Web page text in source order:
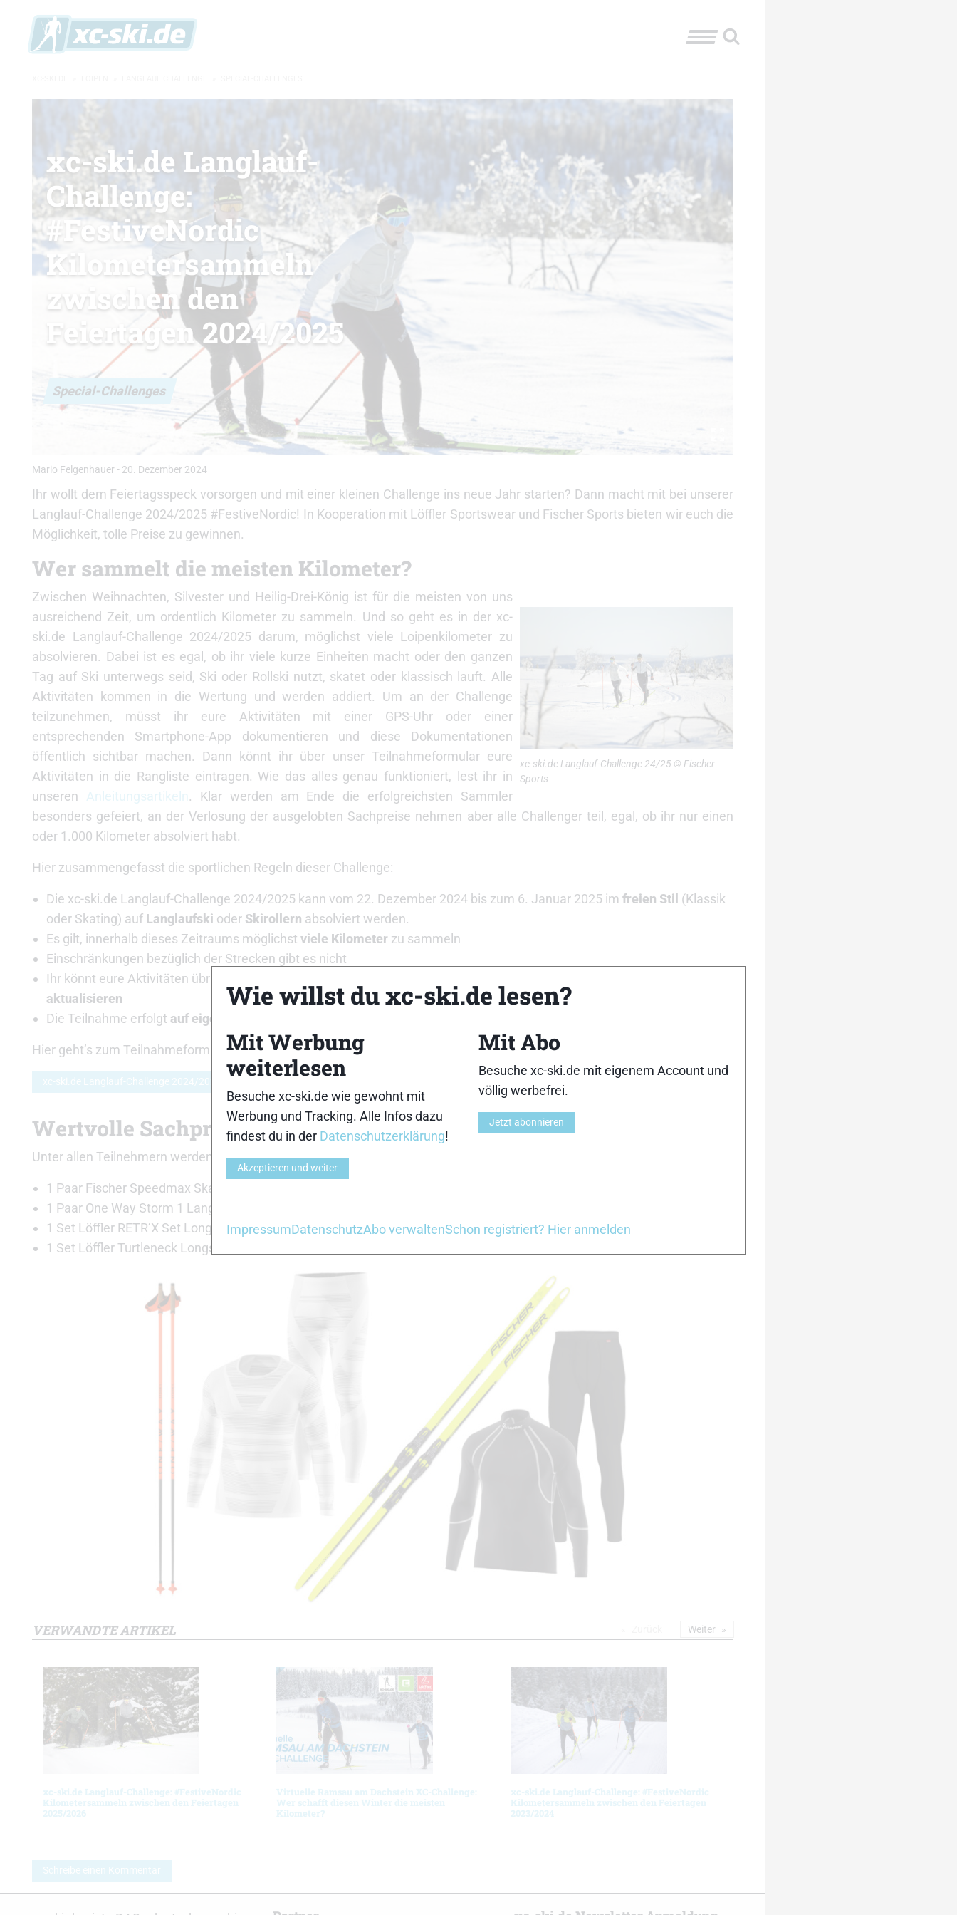
Special-Challenges
xc-ski.de Langlauf-
Challenge:
#FestiveNordic
Kilometersammeln
zwischen den
Feiertagen 2024/2025
Mario Felgenhauer - 20. Dezember 2024
Ihr wollt dem Feiertagsspeck vorsorgen und mit einer kleinen Challenge ins neue Jahr starten? Dann macht mit bei unserer
Langlauf-Challenge 2024/2025 #FestiveNordic! In Kooperation mit Löffler Sportswear und Fischer Sports bieten wir euch die
Möglichkeit, tolle Preise zu gewinnen.
Wer sammelt die meisten Kilometer?
xc-ski.de Langlauf-Challenge 24/25 © Fischer
Sports
Zwischen Weihnachten, Silvester und Heilig-Drei-König ist für die meisten von uns
ausreichend Zeit, um ordentlich Kilometer zu sammeln. Und so geht es in der xc-
ski.de Langlauf-Challenge 2024/2025 darum, möglichst viele Loipenkilometer zu
absolvieren. Dabei ist es egal, ob ihr viele kurze Einheiten macht oder den ganzen
Tag auf Ski unterwegs seid, Ski oder Rollski nutzt, skatet oder klassisch lauft. Alle
Aktivitäten kommen in die Wertung und werden addiert. Um an der Challenge
teilzunehmen, müsst ihr eure Aktivitäten mit einer GPS-Uhr oder einer
entsprechenden Smartphone-App dokumentieren und diese Dokumentationen
öffentlich sichtbar machen. Dann könnt ihr über unser Teilnahmeformular eure
Aktivitäten in die Rangliste eintragen. Wie das alles genau funktioniert, lest ihr in
unseren Anleitungsartikeln. Klar werden am Ende die erfolgreichsten Sammler
besonders gefeiert, an der Verlosung der ausgelobten Sachpreise nehmen aber alle Challenger teil, egal, ob ihr nur einen
oder 1.000 Kilometer absolviert habt.
Hier zusammengefasst die sportlichen Regeln dieser Challenge:
Die xc-ski.de Langlauf-Challenge 2024/2025 kann vom 22. Dezember 2024 bis zum 6. Januar 2025 im freien Stil (Klassik
oder Skating) auf Langlaufski oder Skirollern absolviert werden.
Es gilt, innerhalb dieses Zeitraums möglichst viele Kilometer zu sammeln
Einschränkungen bezüglich der Strecken gibt es nicht
Ihr könnt eure Aktivitäten übrigens während des gesamten Teilnahmezeitraums
aktualisieren
Die Teilnahme erfolgt auf eigene Gefahr
Hier geht’s zum Teilnahmeformular und zur Rangliste:
xc-ski.de Langlauf-Challenge 2024/2025
Wertvolle Sachpreise
Unter allen Teilnehmern werden wertvolle Sachpreise unserer Partner Fischer Sports und Löffler Sportswear verlost:
1 Paar Fischer Speedmax Skate Plus Ski inklusive Bindung
1 Paar One Way Storm 1 Langlaufstöcke
1 Set Löffler RETR’X Set Longsleeve und Long Underpants
1 Set Löffler Turtleneck Longsleeve AIRVENT transtex Light und transtex Light Long Underpants
VERWANDTE ARTIKEL
xc-ski.de Langlauf-Challenge: #FestiveNordic
Kilometersammeln zwischen den Feiertagen
2025/2026
Virtuelle Ramsau am Dachstein XC-Challenge:
Wer schafft diesen Winter die meisten
Kilometer?
xc-ski.de Langlauf-Challenge: #FestiveNordic
Kilometersammeln zwischen den Feiertagen
2023/2024
Weiter
Schreibe einen Kommentar
Wie willst du xc-ski.de lesen?
Mit Werbung
weiterlesen
Besuche xc-ski.de wie gewohnt mit
Werbung und Tracking. Alle Infos dazu
findest du in der Datenschutzerklärung!
Akzeptieren und weiter
Mit Abo
Besuche xc-ski.de mit eigenem Account und
völlig werbefrei.
Jetzt abonnieren
ImpressumDatenschutzAbo verwaltenSchon registriert? Hier anmelden